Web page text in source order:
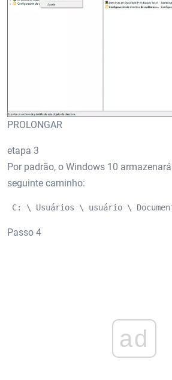
PROLONGAR
etapa 3
Por padrão, o Windows 10
seguinte caminho:
C: \ Usuários \ usuário \
Passo 4
ad